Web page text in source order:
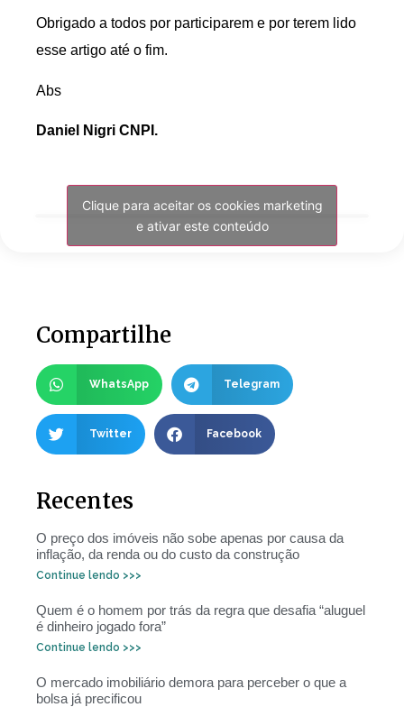
Obrigado a todos por participarem e por terem lido
esse artigo até o fim.
Abs
Daniel Nigri CNPI.
Clique para aceitar os cookies marketing
e ativar este conteúdo
Compartilhe
WhatsApp Telegram
Twitter Facebook
Recentes
O preço dos imóveis não sobe apenas por causa da
inflação, da renda ou do custo da construção
Continue lendo >>>
Quem é o homem por trás da regra que desafia “aluguel
é dinheiro jogado fora”
Continue lendo >>>
O mercado imobiliário demora para perceber o que a
bolsa já precificou